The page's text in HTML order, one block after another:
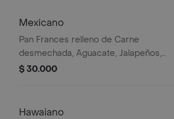
Mexicano
Pan Frances relleno de Carne
desmechada, Aguacate, Jalapeños,
Maíz, Queso y Tostacos picantes.
$ 30.000
Hawaiano